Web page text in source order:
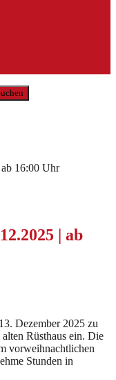
16:00 Uhr
| ab
Dezember 2025 zu
Rüsthaus ein. Die
vorweihnachtlichen
Stunden in